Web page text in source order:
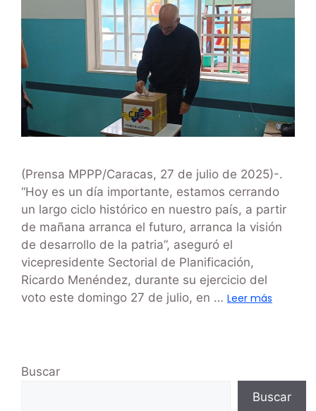
(Prensa MPPP/Caracas, 27 de julio de 2025)-.
“Hoy es un día importante, estamos cerrando
un largo ciclo histórico en nuestro país, a partir
de mañana arranca el futuro, arranca la visión
de desarrollo de la patria”, aseguró el
vicepresidente Sectorial de Planificación,
Ricardo Menéndez, durante su ejercicio del
voto este domingo 27 de julio, en … Leer más
Buscar
Buscar